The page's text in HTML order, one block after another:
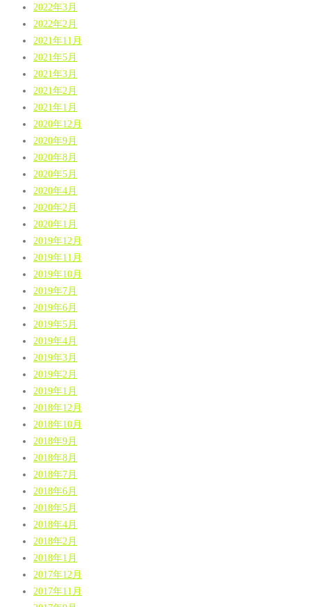
2022年3月
2022年2月
2021年11月
2021年5月
2021年3月
2021年2月
2021年1月
2020年12月
2020年9月
2020年8月
2020年5月
2020年4月
2020年2月
2020年1月
2019年12月
2019年11月
2019年10月
2019年7月
2019年6月
2019年5月
2019年4月
2019年3月
2019年2月
2019年1月
2018年12月
2018年10月
2018年9月
2018年8月
2018年7月
2018年6月
2018年5月
2018年4月
2018年2月
2018年1月
2017年12月
2017年11月